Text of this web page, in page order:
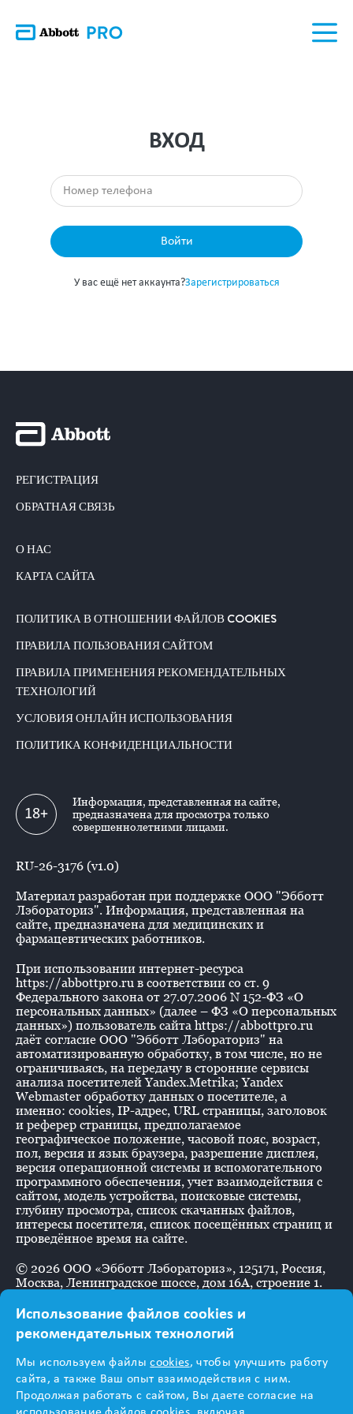
ВХОД
Войти
У вас ещё нет аккаунта?Зарегистрироваться
РЕГИСТРАЦИЯ
ОБРАТНАЯ СВЯЗЬ
О НАС
КАРТА САЙТА
ПОЛИТИКА В ОТНОШЕНИИ ФАЙЛОВ COOKIES
ПРАВИЛА ПОЛЬЗОВАНИЯ САЙТОМ
ПРАВИЛА ПРИМЕНЕНИЯ РЕКОМЕНДАТЕЛЬНЫХ
ТЕХНОЛОГИЙ
УСЛОВИЯ ОНЛАЙН ИСПОЛЬЗОВАНИЯ
ПОЛИТИКА КОНФИДЕНЦИАЛЬНОСТИ
18+
Информация, представленная на сайте,
предназначена для просмотра только
совершеннолетними лицами.
RU-26-3176 (v1.0)
Материал разработан при поддержке ООО "Эбботт
Лэбораториз". Информация, представленная на
сайте, предназначена для медицинских и
фармацевтических работников.
При использовании интернет-ресурса
https://abbottpro.ru в соответствии со ст. 9
Федерального закона от 27.07.2006 N 152-ФЗ «О
персональных данных» (далее – ФЗ «О персональных
данных») пользователь сайта https://abbottpro.ru
даёт согласие ООО "Эбботт Лэбораториз" на
автоматизированную обработку, в том числе, но не
ограничиваясь, на передачу в сторонние сервисы
анализа посетителей Yandex.Metrika; Yandex
Webmaster обработку данных о посетителе, а
именно: cookies, IP-адрес, URL страницы, заголовок
и реферер страницы, предполагаемое
географическое положение, часовой пояс, возраст,
пол, версия и язык браузера, разрешение дисплея,
версия операционной системы и вспомогательного
программного обеспечения, учет взаимодействия с
сайтом, модель устройства, поисковые системы,
глубину просмотра, список скачанных файлов,
интересы посетителя, список посещённых страниц и
проведённое время на сайте.
© 2026 ООО «Эбботт Лэбораториз», 125171, Россия,
Москва, Ленинградское шоссе, дом 16А, строение 1.
Информация
предназначена для
Использование файлов cookies и
рекомендательных технологий
Мы используем файлыcookies, чтобы улучшить работу
сайта, а также Ваш опыт взаимодействия с ним.
Продолжая работать с сайтом, Вы даете согласие на